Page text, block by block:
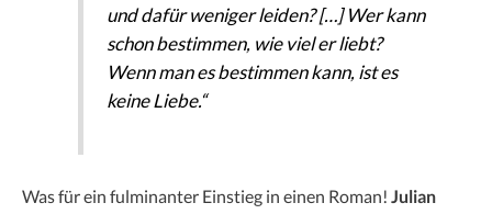
und dafür weniger leiden? […] Wer kann
schon bestimmen, wie viel er liebt?
Wenn man es bestimmen kann, ist es
keine Liebe.“
Was für ein fulminanter Einstieg in einen Roman! Julian